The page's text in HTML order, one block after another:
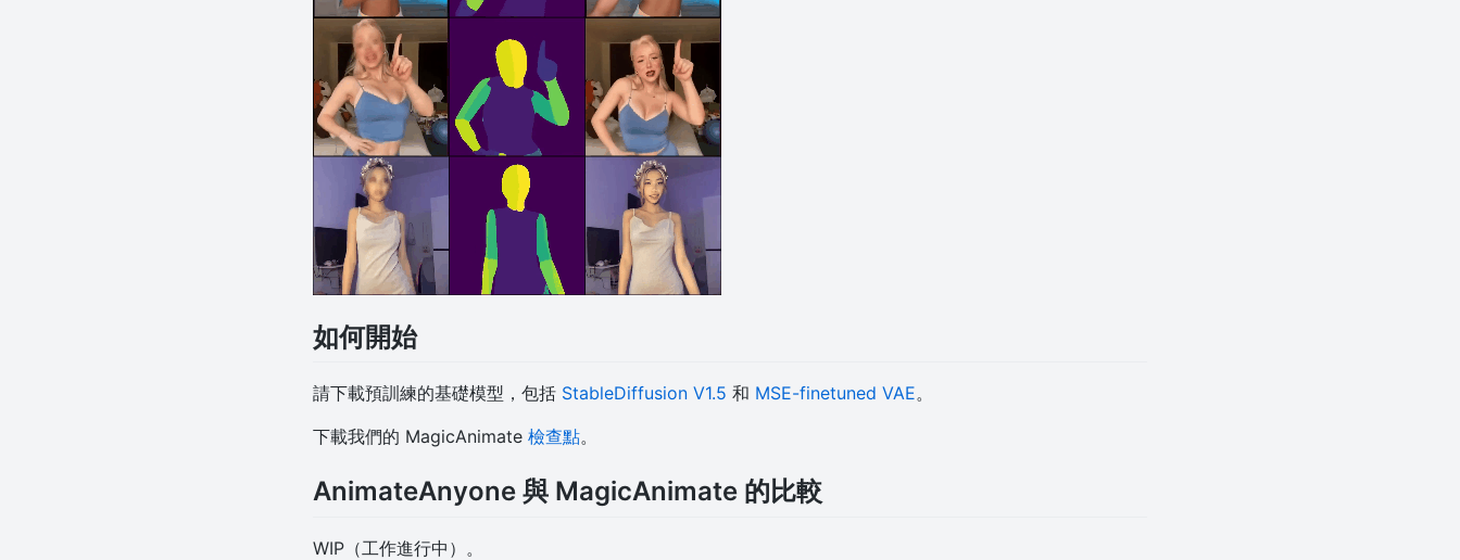
如何開始
請下載預訓練的基礎模型，包括 StableDiffusion V1.5 和 MSE-finetuned VAE。
下載我們的 MagicAnimate 檢查點。
AnimateAnyone 與 MagicAnimate 的比較
WIP（工作進行中）。